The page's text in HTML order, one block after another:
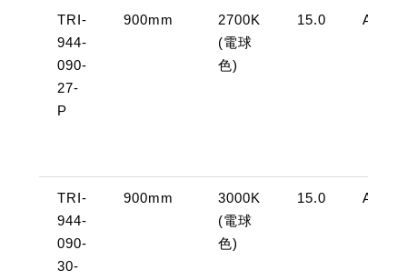
TRI-
944-
090-
27-
P
900mm
2700K
(電球
色)
15.0
TRI-
944-
090-
30-
900mm
3000K
(電球
色)
15.0